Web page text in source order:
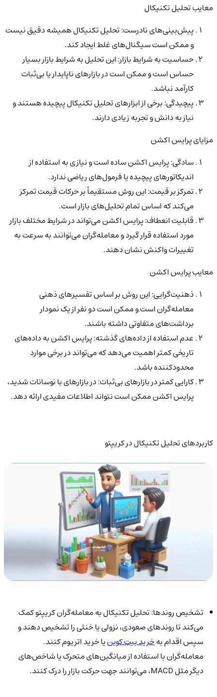
معایب تحلیل تکنیکال
پیش‌بینی‌های نادرست: تحلیل تکنیکال همیشه دقیق نیست
و ممکن است سیگنال‌های غلط ایجاد کند.
حساسیت به شرایط بازار: این تحلیل به شرایط بازار بسیار
حساس است و ممکن است در بازارهای ناپایدار یا بی‌ثبات
کارآمد نباشد.
پیچیدگی: برخی از ابزارهای تحلیل تکنیکال پیچیده هستند و
نیاز به دانش و تجربه زیادی دارند.
مزایای پرایس اکشن
سادگی: پرایس اکشن ساده است و نیازی به استفاده از
اندیکاتورهای پیچیده یا فرمول‌های ریاضی ندارد.
تمرکز بر قیمت: این روش مستقیماً بر حرکات قیمت تمرکز
می‌کند که اساس تمام تحلیل‌های بازار است.
قابلیت انعطاف: پرایس اکشن می‌تواند در شرایط مختلف بازار
مورد استفاده قرار گیرد و معامله‌گران می‌توانند به سرعت به
تغییرات واکنش نشان دهند.
معایب پرایس اکشن
ذهنیت‌گرایی: این روش بر اساس تفسیرهای ذهنی
معامله‌گران است و ممکن است دو نفر از یک نمودار
برداشت‌های متفاوتی داشته باشند.
عدم استفاده از داده‌های گذشته: پرایس اکشن به داده‌های
تاریخی کمتر اهمیت می‌دهد که می‌تواند در برخی موارد
محدودکننده باشد.
کارایی کمتر در بازارهای بی‌ثبات: در بازارهای با نوسانات شدید،
پرایس اکشن ممکن است نتواند اطلاعات مفیدی ارائه دهد.
کاربردهای تحلیل تکنیکال در کریپتو
تشخیص روندها: تحلیل تکنیکال به معامله‌گران کریپتو کمک
می‌کند تا روندهای صعودی، نزولی یا خنثی را تشخیص دهند و
سپس اقدام بهخرید بیت کوینیا خرید اتریوم کنند.
معامله‌گران با استفاده از میانگین‌های متحرک یا شاخص‌های
دیگر مثل MACD، می‌توانند جهت حرکت بازار را درک کنند.